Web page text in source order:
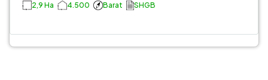
2,9 Ha 4.500 Barat SHGB